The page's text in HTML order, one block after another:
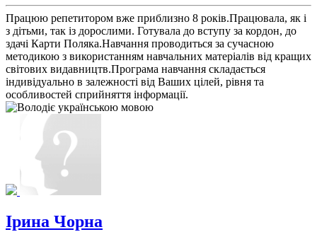
Працюю репетитором вже приблизно 8 років.Працювала, як і
з дітьми, так із дорослими. Готувала до вступу за кордон, до
здачі Карти Поляка.Навчання проводиться за сучасною
методикою з використанням навчальних матеріалів від кращих
світових видавництв.Програма навчання складається
індивідуально в залежності від Ваших цілей, рівня та
особливостей сприйняття інформації.
Ірина Чорна